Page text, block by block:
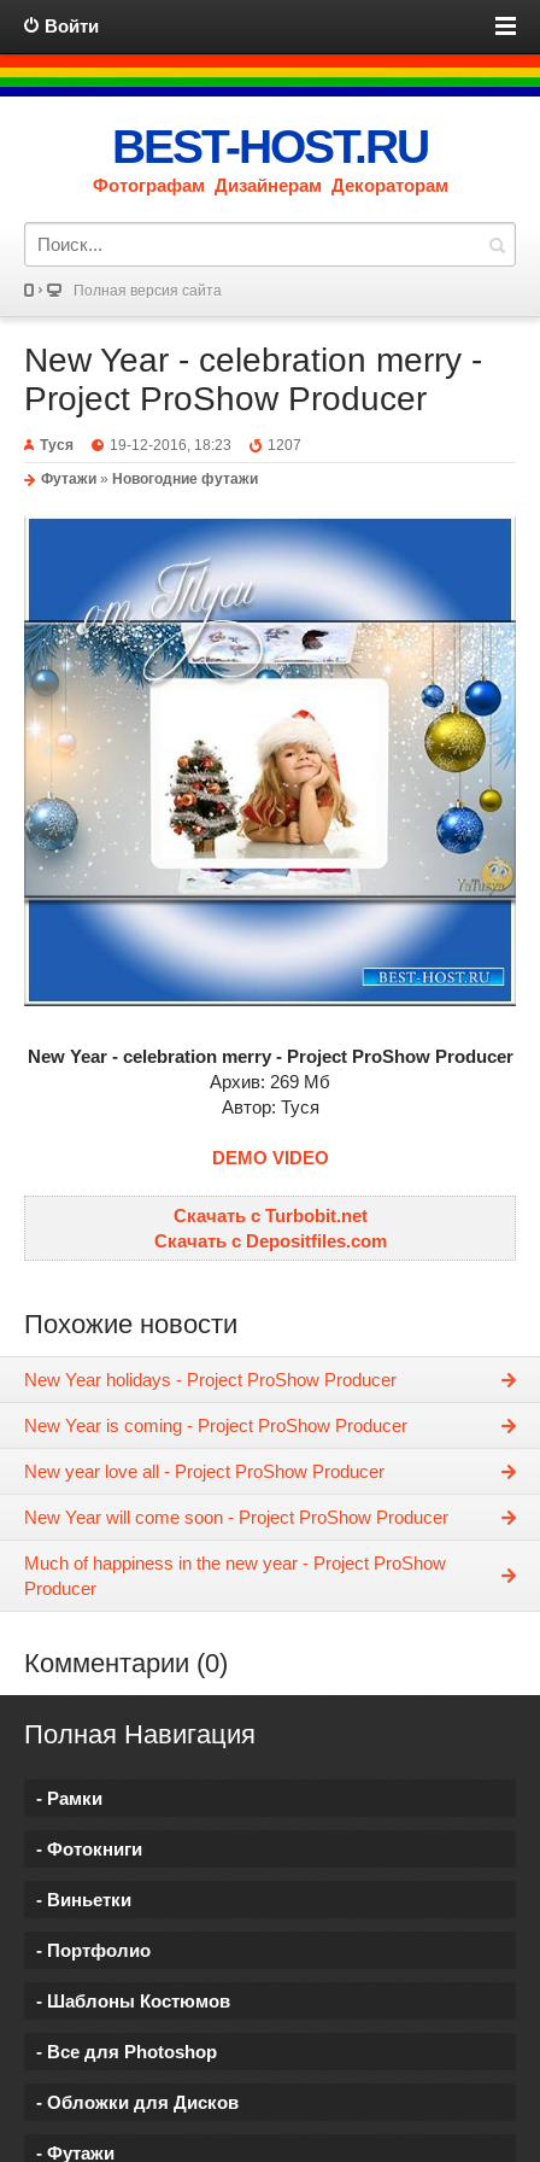
Войти
BEST-HOST.RU
Фотографам Дизайнерам Декораторам
Полная версия сайта
New Year - celebration merry -
Project ProShow Producer
Туся 19-12-2016, 18:23
1207
Футажи » Новогодние футажи
New Year - celebration merry - Project ProShow Producer
Архив: 269 Мб
Автор: Туся
DEMO VIDEO
Скачать с Turbobit.net
Скачать с Depositfiles.com
Похожие новости
New Year holidays - Project ProShow Producer
New Year is coming - Project ProShow Producer
New year love all - Project ProShow Producer
New Year will come soon - Project ProShow Producer
Much of happiness in the new year - Project ProShow
Producer
Комментарии (0)
Полная Навигация
- Рамки
- Фотокниги
- Виньетки
- Портфолио
- Шаблоны Костюмов
- Все для Photoshop
- Обложки для Дисков
- Футажи